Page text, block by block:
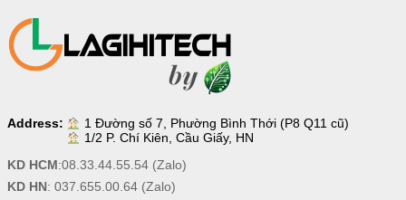
Address:
1 Đường số 7, Phường Bình Thới (P8 Q11 cũ)
1/2 P. Chí Kiên, Cầu Giấy, HN
KD HCM:08.33.44.55.54(Zalo)
KD HN: 037.655.00.64(Zalo)